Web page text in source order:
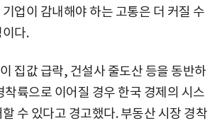
업이 감내해야 하는 고통은 더 커질 수
다.
집값 급락, 건설사 줄도산 등을 동반하
착륙으로 이어질 경우 한국 경제의 시스
수 있다고 경고했다. 부동산 시장 경착